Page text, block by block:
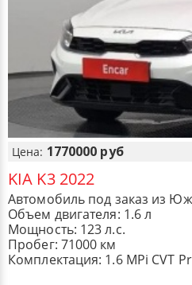
Цена: 1770000 руб
KIA K3 2022
Автомобиль под заказ из
Объем двигателя: 1.6 л
Мощность: 123 л.с.
Пробег: 71000 км
Комплектация: 1.6 MPi CVT